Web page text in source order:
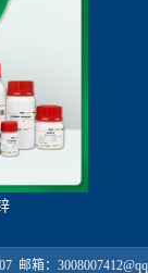
邮箱：